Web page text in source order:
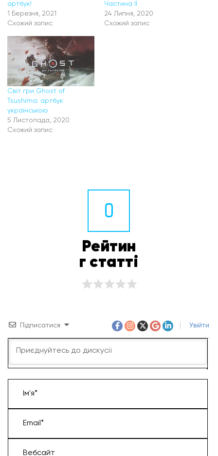
артбук!
1 Березня, 2021
Схожий запис
Частина II
24 Липня, 2020
Схожий запис
Світ гри Ghost of
Tsushima: артбук
українською
5 Листопада, 2020
Схожий запис
0
Рейтин
г статті
Підписатися Увійти
Ім'я*
Email*